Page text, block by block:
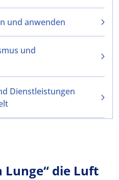
und anwenden
und
Dienstleistungen
Lunge“ die Luft